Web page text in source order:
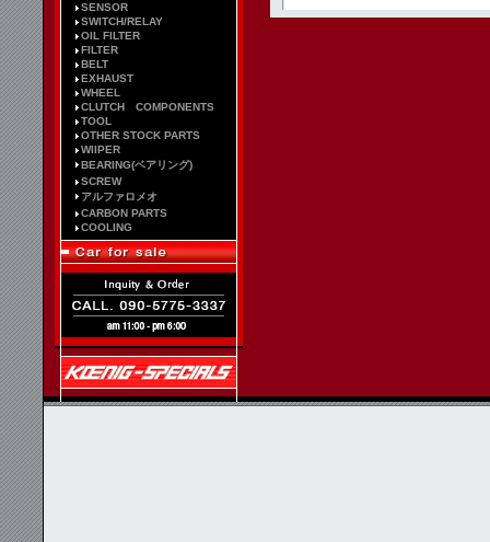
SENSOR
SWITCH/RELAY
OIL FILTER
FILTER
BELT
EXHAUST
WHEEL
CLUTCH COMPONENTS
TOOL
OTHER STOCK PARTS
WIIPER
BEARING(ベアリング)
SCREW
アルファロメオ
CARBON PARTS
COOLING